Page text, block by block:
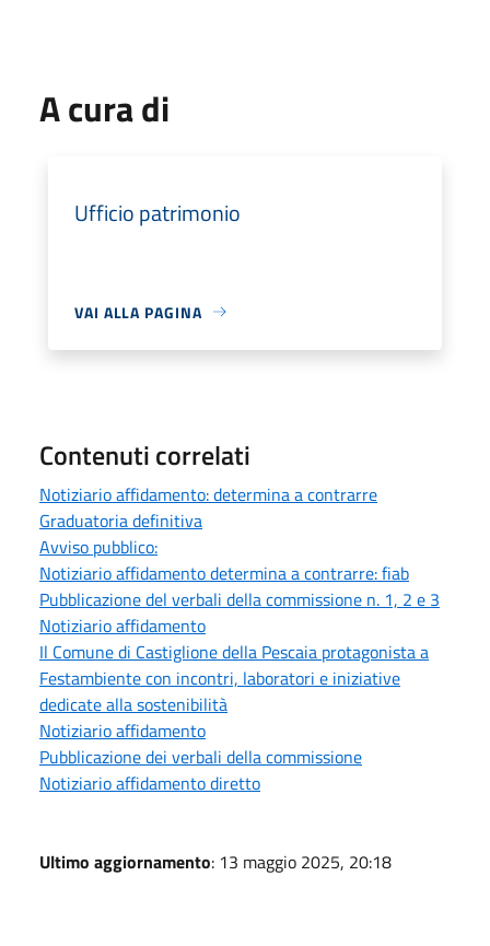
A cura di
Ufficio patrimonio
VAI ALLA PAGINA
Contenuti correlati
Notiziario affidamento: determina a contrarre
Graduatoria definitiva
Avviso pubblico:
Notiziario affidamento determina a contrarre: fiab
Pubblicazione del verbali della commissione n. 1, 2 e 3
Notiziario affidamento
Il Comune di Castiglione della Pescaia protagonista a
Festambiente con incontri, laboratori e iniziative
dedicate alla sostenibilità
Notiziario affidamento
Pubblicazione dei verbali della commissione
Notiziario affidamento diretto
Ultimo aggiornamento: 13 maggio 2025, 20:18